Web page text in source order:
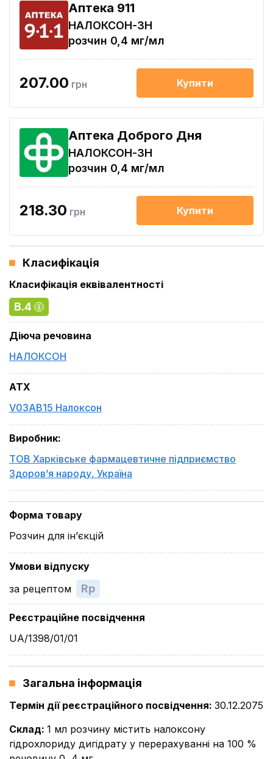
Aптека 911
НАЛОКСОН-ЗН
розчин 0,4 мг/мл
207.00 грн Купити
Аптека Доброго Дня
НАЛОКСОН-ЗН
розчин 0,4 мг/мл
218.30 грн Купити
Класифікація
Класифікація еквівалентності
B.4
Діюча речовина
НАЛОКСОН
ATX
V03AB15 Налоксон
Виробник:
ТОВ Харківське фармацевтичне підприємство
Здоров’я народу, Україна
Форма товару
Розчин для ін’єкцій
Умови відпуску
за рецептом
Rp
Реєстраційне посвідчення
UA/1398/01/01
Загальна інформація
Термін дії реєстраційного посвідчення: 30.12.2075
Склад: 1 мл розчину містить налоксону
гідрохлориду дигідрату у перерахуванні на 100 %